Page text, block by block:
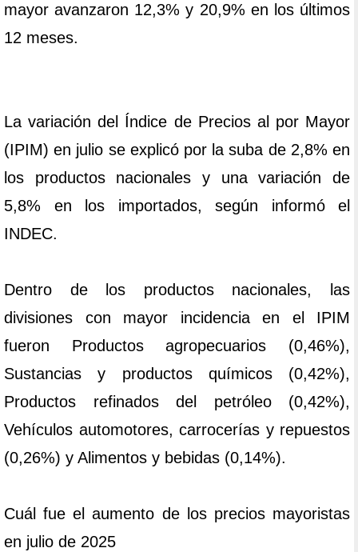
mayor avanzaron 12,3% y 20,9% en los últimos
12 meses.
La variación del Índice de Precios al por Mayor
(IPIM) en julio se explicó por la suba de 2,8% en
los productos nacionales y una variación de
5,8% en los importados, según informó el
INDEC.
Dentro de los productos nacionales, las
divisiones con mayor incidencia en el IPIM
fueron Productos agropecuarios (0,46%),
Sustancias y productos químicos (0,42%),
Productos refinados del petróleo (0,42%),
Vehículos automotores, carrocerías y repuestos
(0,26%) y Alimentos y bebidas (0,14%).
Cuál fue el aumento de los precios mayoristas
en julio de 2025